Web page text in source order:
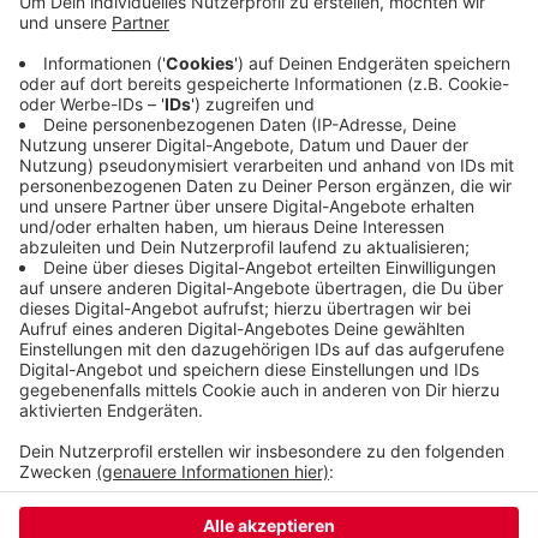
den Niederlanden aufgespürt und festnehmen
lassen. Dem Mann wird eine weitere Tat in Hessen
vorgeworden, die Ermittlungen laufen weiter.
Zuletzt wurden mehrfach Geldautomaten-
Sprenger festgenommen. In diesem Frühjahr hatte
sich die Zahl der Taten kurzzeitig erhöht.
Veröffentlicht:Donnerstag, 25.06.2020 14:33
Anzeige
Anzeige